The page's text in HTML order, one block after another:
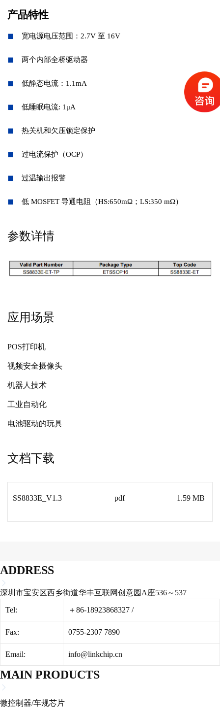
产品特性
◼ 宽电源电压范围：2.7V 至 16V
◼ 两个内部全桥驱动器
◼ 低静态电流：1.1mA
◼ 低睡眠电流: 1μA
◼ 热关机和欠压锁定保护
◼ 过电流保护（OCP）
◼ 过温输出报警
◼ 低 MOSFET 导通电阻（HS:650mΩ；LS:350 mΩ）
参数详情
应用场景
POS打印机
视频安全摄像头
机器人技术
工业自动化
电池驱动的玩具
文档下载
SS8833E_V1.3 pdf 1.59 MB
ADDRESS
深圳市宝安区西乡街道华丰互联网创意园A座536～537
Tel: ＋86-18923868327 /
Fax: 0755-2307 7890
Email: info@linkchip.cn
MAIN PRODUCTS
微控制器/车规芯片